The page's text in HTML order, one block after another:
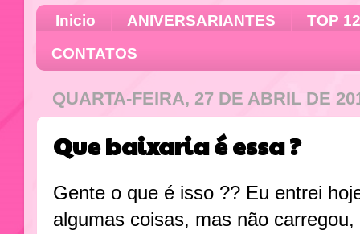
Inicio ANIVERSARIANTES
TOP 12
CONTATOS
QUARTA-FEIRA, 27 DE ABRIL DE
Que baixaria é essa ?
Gente o que é isso ?? Eu entrei
algumas coisas, mas não